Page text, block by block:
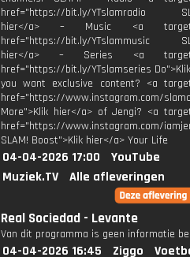
href="https://bit.ly/YTslamradio
hier</a> – Music <a
href="https://bit.ly/YTslammusic
hier</a> – Series <a
href="https://bit.ly/YTslamseries
you want exclusive content? <a
href="https://www.instagram.com/
More">Klik hier</a> of Jengi? <a
href="https://www.instagram.com/
SLAM! Boost">Klik hier</a> Your Life
04-04-2026 17:00
YouTube
Muziek.TV
Alle afleveringen
Real Sociedad - Levante
Van dit programma is geen informatie
04-04-2026 16:45 Ziggo